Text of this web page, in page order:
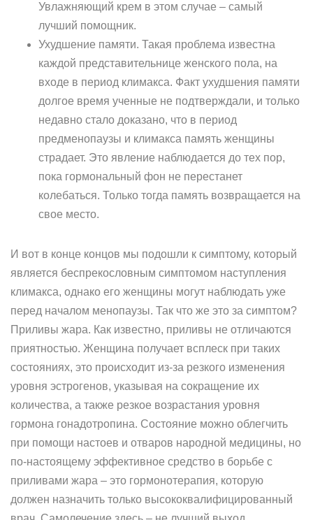
Увлажняющий крем в этом случае – самый
лучший помощник.
Ухудшение памяти. Такая проблема известна
каждой представительнице женского пола, на
входе в период климакса. Факт ухудшения памяти
долгое время ученные не подтверждали, и только
недавно стало доказано, что в период
предменопаузы и климакса память женщины
страдает. Это явление наблюдается до тех пор,
пока гормональный фон не перестанет
колебаться. Только тогда память возвращается на
свое место.
И вот в конце концов мы подошли к симптому, который
является беспрекословным симптомом наступления
климакса, однако его женщины могут наблюдать уже
перед началом менопаузы. Так что же это за симптом?
Приливы жара. Как известно, приливы не отличаются
приятностью. Женщина получает всплеск при таких
состояниях, это происходит из-за резкого изменения
уровня эстрогенов, указывая на сокращение их
количества, а также резкое возрастания уровня
гормона гонадотропина. Состояние можно облегчить
при помощи настоев и отваров народной медицины, но
по-настоящему эффективное средство в борьбе с
приливами жара – это гормонотерапия, которую
должен назначить только высококвалифицированный